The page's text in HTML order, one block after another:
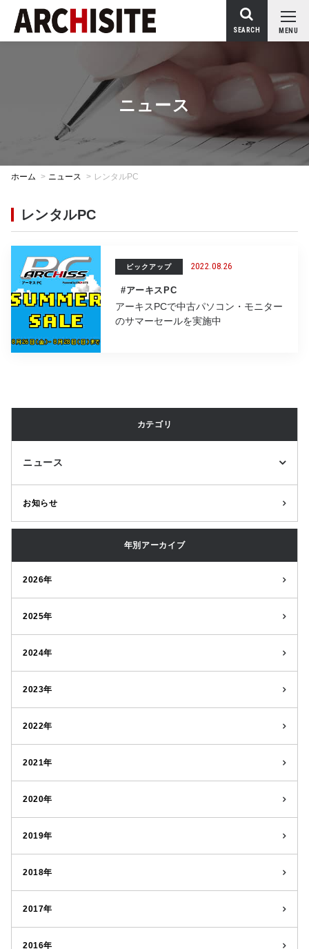
MENU
SEARCH
ニュース
ホーム > ニュース > レンタルPC
レンタルPC
ピックアップ 2022.08.26
#アーキスPC
アーキスPCで中古パソコン・モニター
のサマーセールを実施中
カテゴリ
ニュース
お知らせ
年別アーカイブ
2026年
2025年
2024年
2023年
2022年
2021年
2020年
2019年
2018年
2017年
2016年